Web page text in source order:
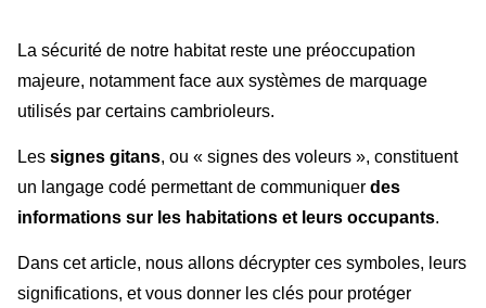
La sécurité de notre habitat reste une préoccupation
majeure, notamment face aux systèmes de marquage
utilisés par certains cambrioleurs.
Les signes gitans, ou « signes des voleurs », constituent
un langage codé permettant de communiquer des
informations sur les habitations et leurs occupants.
Dans cet article, nous allons décrypter ces symboles, leurs
significations, et vous donner les clés pour protéger